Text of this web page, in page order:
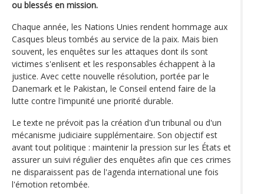
ou blessés en mission.
Chaque année, les Nations Unies rendent hommage aux
Casques bleus tombés au service de la paix. Mais bien
souvent, les enquêtes sur les attaques dont ils sont
victimes s'enlisent et les responsables échappent à la
justice. Avec cette nouvelle résolution, portée par le
Danemark et le Pakistan, le Conseil entend faire de la
lutte contre l'impunité une priorité durable.
Le texte ne prévoit pas la création d'un tribunal ou d'un
mécanisme judiciaire supplémentaire. Son objectif est
avant tout politique : maintenir la pression sur les États et
assurer un suivi régulier des enquêtes afin que ces crimes
ne disparaissent pas de l'agenda international une fois
l'émotion retombée.